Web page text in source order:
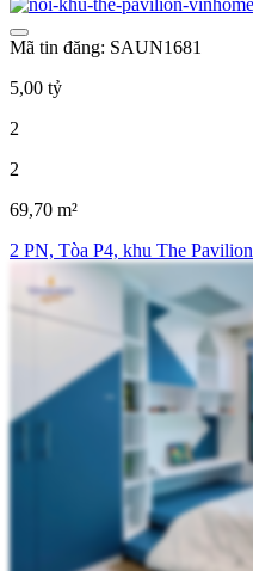
Mã tin đăng: SAUN1681
5,00 tỷ
2
2
69,70 m²
2 PN, Tòa P4, khu The Pavilion